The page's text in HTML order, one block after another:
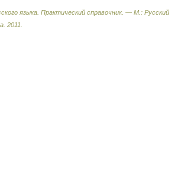
языка. Практический справочник. — М.: Русский
2011